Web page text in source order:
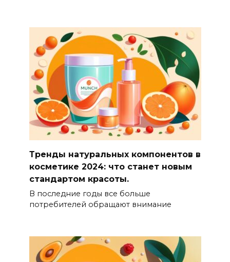
Тренды натуральных компонентов в
косметике 2024: что станет новым
стандартом красоты.
В последние годы все больше
потребителей обращают внимание